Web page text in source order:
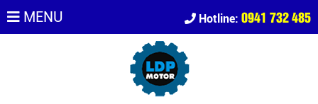
MENU Hotline: 0941 732 485